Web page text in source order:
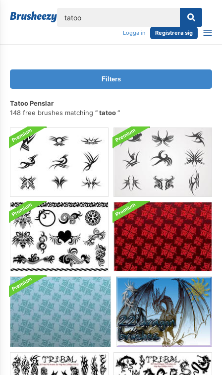
Logga in Registrera sig
Filters
Tatoo Penslar
148 free brushes matching
tatoo